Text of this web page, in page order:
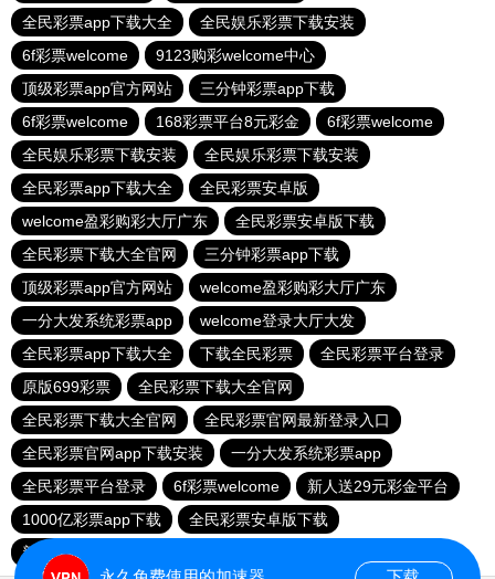
全民彩票app下载大全
全民娱乐彩票下载安装
6f彩票welcome
9123购彩welcome中心
顶级彩票app官方网站
三分钟彩票app下载
6f彩票welcome
168彩票平台8元彩金
6f彩票welcome
全民娱乐彩票下载安装
全民娱乐彩票下载安装
全民彩票app下载大全
全民彩票安卓版
welcome盈彩购彩大厅广东
全民彩票安卓版下载
全民彩票下载大全官网
三分钟彩票app下载
顶级彩票app官方网站
welcome盈彩购彩大厅广东
一分大发系统彩票app
welcome登录大厅大发
全民彩票app下载大全
下载全民彩票
全民彩票平台登录
原版699彩票
全民彩票下载大全官网
全民彩票下载大全官网
全民彩票官网最新登录入口
全民彩票官网app下载安装
一分大发系统彩票app
全民彩票平台登录
6f彩票welcome
新人送29元彩金平台
1000亿彩票app下载
全民彩票安卓版下载
新人送29元彩金平台